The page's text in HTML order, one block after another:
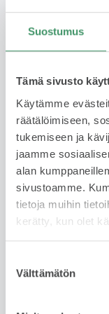
Suostumus
Tämä sivusto
Käytämme
räätälöimiseen,
tukemiseen ja
jaamme
alan
sivustoamme.
tietoja muihin
kerätty, kun olet
valinta
Välttämätön
Rahoituksella
maksat auton
kerralla.
ja päätöksen
rahoitus
Lue lisää
Kysy
Käytetyn auton
riskejä tai